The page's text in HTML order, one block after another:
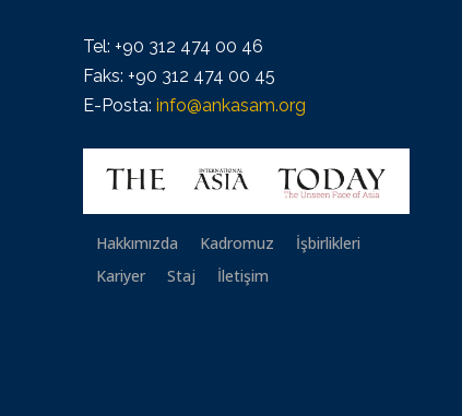
Tel: +90 312 474 00 46
Faks: +90 312 474 00 45
E-Posta: info@ankasam.org
Hakkımızda Kadromuz
İşbirlikleri
Kariyer
Staj İletişim